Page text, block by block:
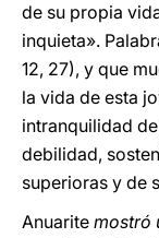
de su propia
inquieta».
12, 27), y que
la vida de esta
intranquilidad
debilidad,
superioras y de
Anuarite mostró